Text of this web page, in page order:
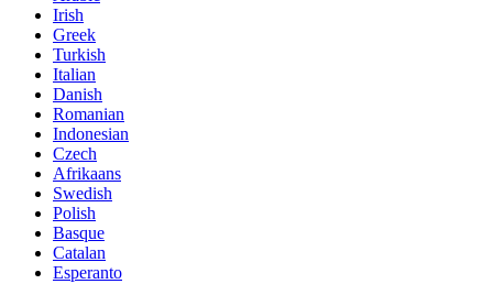
Irish
Greek
Turkish
Italian
Danish
Romanian
Indonesian
Czech
Afrikaans
Swedish
Polish
Basque
Catalan
Esperanto